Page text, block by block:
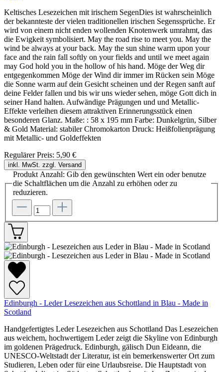
Keltisches Lesezeichen mit irischem SegenDies ist wahrscheinlich
der bekannteste der vielen traditionellen irischen Segenssprüche. Er
wird von einem nicht enden wollenden Knotenwerk umrahmt, das
die Ewigkeit symbolisiert. May the road rise to meet you. May the
wind be always at your back. May the sun shine warm upon your
face and the rain fall softly on your fields and until we meet again
may God hold you in the hollow of his hand. Möge der Weg dir
entgegenkommen Möge der Wind dir immer im Rücken sein Möge
die Sonne warm auf dein Gesicht scheinen und der Regen sanft auf
deine Felder fallen und bis wir uns wieder sehen, möge Gott dich in
seiner Hand halten. Aufwändige Prägungen und und Metallic-
Effekte verleihen diesem attraktiven Erinnerungsstück einen
besonderen Glanz. Maße: : 58 x 195 mm Farbe: Dunkelgrün, Silber
& Gold Material: stabiler Chromokarton Druck: Heißfolienprägung
mit Metallic- und Goldeffekten
Regulärer Preis: 5,90 €
inkl. MwSt. zzgl. Versand
Produkt Anzahl: Gib den gewünschten Wert ein oder benutze
die Schaltflächen um die Anzahl zu erhöhen oder zu
reduzieren.
Edinburgh - Leder Lesezeichen aus Schottland in Blau - Made in
Scotland
Handgefertigtes Leder Lesezeichen aus Schottland Das Lesezeichen
aus weichem, hochwertigem Leder zeigt die Skyline von Edinburgh
im goldenen Prägedruck. Edinburgh, gälisch Dun Eideann, die
UNESCO-Weltstadt der Literatur, ist ein bemerkenswerter Ort zum
Studieren, Leben oder für eine Urlaubsreise. Die Hauptstadt von